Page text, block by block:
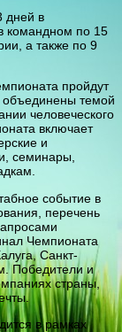
дней в
командном по 15
а также по 9
пройдут
объединены темой
человеческого
включает
и
семинары,
событие в
перечень
Чемпионата
Санкт-
Победители и
страны,
в рамках